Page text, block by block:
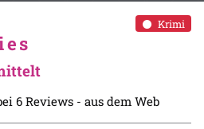
Krimi
6 Reviews - aus dem Web